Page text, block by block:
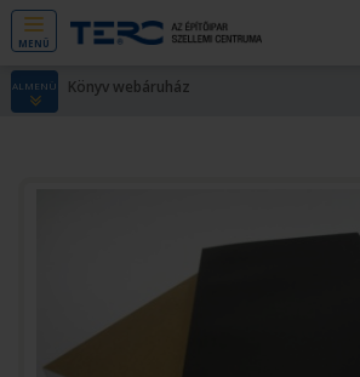
MENÜ
ALMENÜ Könyv webáruház